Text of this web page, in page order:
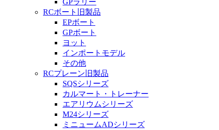
GPラリー
RCボート旧製品
EPボート
GPボート
ヨット
インポートモデル
その他
RCプレーン旧製品
SQSシリーズ
カルマート・トレーナー
エアリウムシリーズ
M24シリーズ
ミニュームADシリーズ